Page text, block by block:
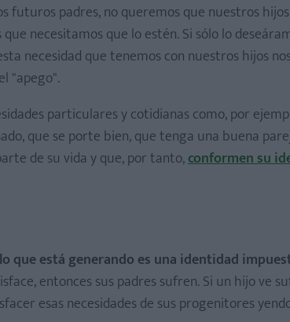
futuros padres, no queremos que nuestros
necesitamos que lo estén. Si sólo lo
necesidad que tenemos con nuestros hijos
"apego".
particulares y cotidianas como, por
que se porte bien, que tenga una buena
de su vida y que, por tanto,conformen su
que está generando es una identidad
entonces sus padres sufren. Si un hijo ve
esas necesidades de sus progenitores